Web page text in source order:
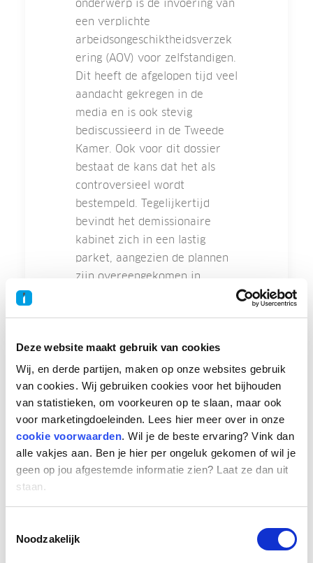
Deze website maakt gebruik van cookies
Wij, en derde partijen, maken op onze websites gebruik
van cookies. Wij gebruiken cookies voor het bijhouden
van statistieken, om voorkeuren op te slaan, maar ook
voor marketingdoeleinden. Lees hier meer over in onze
cookie voorwaarden. Wil je de beste ervaring? Vink dan
alle vakjes aan. Ben je hier per ongeluk gekomen of wil je
geen op jou afgestemde informatie zien? Laat ze dan uit
staan.
Noodzakelijk
onderwerp is de invoering van
een verplichte
arbeidsongeschiktheidsverzek
ering (AOV) voor zelfstandigen.
Dit heeft de afgelopen tijd veel
aandacht gekregen in de
media en is ook stevig
bediscussieerd in de Tweede
Kamer. Ook voor dit dossier
bestaat de kans dat het als
controversieel wordt
bestempeld. Tegelijkertijd
bevindt het demissionaire
kabinet zich in een lastig
parket, aangezien de plannen
zijn overeengekomen in
Europese Unie om
zelfstandigen meer
bescherming te bieden tegen
de gevolgen van
arbeidsongeschiktheid door
middel van een dergelijke
verzekering.
arbeidsrelaties
‘handhaving van